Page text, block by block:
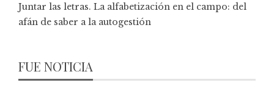
Juntar las letras. La alfabetización en el campo: del
afán de saber a la autogestión
FUE NOTICIA